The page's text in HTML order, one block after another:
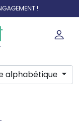
!
alphabétique